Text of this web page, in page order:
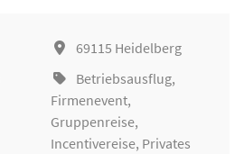
69115 Heidelberg
Betriebsausflug,
Firmenevent,
Gruppenreise,
Incentivereise, Privates